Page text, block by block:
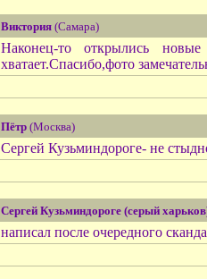
Виктория (Самара)
Наконец-то открылись
хватает.Спасибо,фото
Пётр (Москва)
Сергей Кузьминдороге- не
Сергей Кузьминдороге (серый
написал после очередного